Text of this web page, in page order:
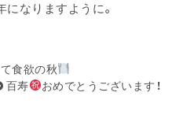
なりますように。
食欲の秋
百寿
おめでとうございます！